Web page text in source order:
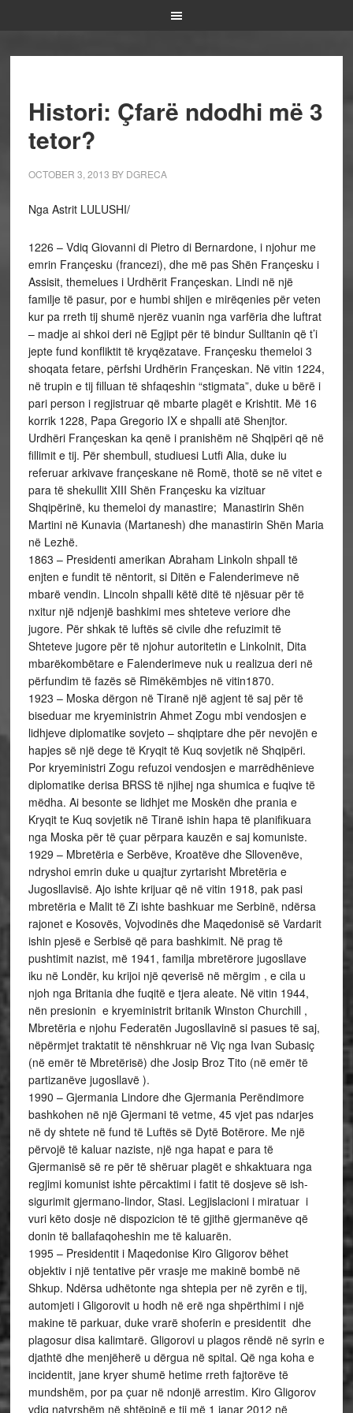
Histori: Çfarë ndodhi më 3
tetor?
OCTOBER 3, 2013 BY DGRECA
Nga Astrit LULUSHI/
1226 – Vdiq Giovanni di Pietro di Bernardone, i njohur me
emrin Françesku (francezi), dhe më pas Shën Françesku i
Assisit, themelues i Urdhërit Françeskan. Lindi në një
familje të pasur, por e humbi shijen e mirëqenies për veten
kur pa rreth tij shumë njerëz vuanin nga varfëria dhe luftrat
– madje ai shkoi deri në Egjipt për të bindur Sulltanin që t’i
jepte fund konfliktit të kryqëzatave. Françesku themeloi 3
shoqata fetare, përfshi Urdhërin Françeskan. Në vitin 1224,
në trupin e tij filluan të shfaqeshin “stigmata”, duke u bërë i
pari person i regjistruar që mbarte plagët e Krishtit. Më 16
korrik 1228, Papa Gregorio IX e shpalli atë Shenjtor.
Urdhëri Françeskan ka qenë i pranishëm në Shqipëri që në
fillimit e tij. Për shembull, studiuesi Lutfi Alia, duke iu
referuar arkivave françeskane në Romë, thotë se në vitet e
para të shekullit XIII Shën Françesku ka vizituar
Shqipërinë, ku themeloi dy manastire; Manastirin Shën
Martini në Kunavia (Martanesh) dhe manastirin Shën Maria
në Lezhë.
1863 – Presidenti amerikan Abraham Linkoln shpall të
enjten e fundit të nëntorit, si Ditën e Falenderimeve në
mbarë vendin. Lincoln shpalli këtë ditë të njësuar për të
nxitur një ndjenjë bashkimi mes shteteve veriore dhe
jugore. Për shkak të luftës së civile dhe refuzimit të
Shteteve jugore për të njohur autoritetin e Linkolnit, Dita
mbarëkombëtare e Falenderimeve nuk u realizua deri në
përfundim të fazës së Rimëkëmbjes në vitin1870.
1923 – Moska dërgon në Tiranë një agjent të saj për të
biseduar me kryeministrin Ahmet Zogu mbi vendosjen e
lidhjeve diplomatike sovjeto – shqiptare dhe për nevojën e
hapjes së një dege të Kryqit të Kuq sovjetik në Shqipëri.
Por kryeministri Zogu refuzoi vendosjen e marrëdhënieve
diplomatike derisa BRSS të njihej nga shumica e fuqive të
mëdha. Ai besonte se lidhjet me Moskën dhe prania e
Kryqit te Kuq sovjetik në Tiranë ishin hapa të planifikuara
nga Moska për të çuar përpara kauzën e saj komuniste.
1929 – Mbretëria e Serbëve, Kroatëve dhe Sllovenëve,
ndryshoi emrin duke u quajtur zyrtarisht Mbretëria e
Jugosllavisë. Ajo ishte krijuar që në vitin 1918, pak pasi
mbretëria e Malit të Zi ishte bashkuar me Serbinë, ndërsa
rajonet e Kosovës, Vojvodinës dhe Maqedonisë së Vardarit
ishin pjesë e Serbisë që para bashkimit. Në prag të
pushtimit nazist, më 1941, familja mbretërore jugosllave
iku në Londër, ku krijoi një qeverisë në mërgim , e cila u
njoh nga Britania dhe fuqitë e tjera aleate. Në vitin 1944,
nën presionin e kryeministrit britanik Winston Churchill ,
Mbretëria e njohu Federatën Jugosllavinë si pasues të saj,
nëpërmjet traktatit të nënshkruar në Viç nga Ivan Subasiç
(në emër të Mbretërisë) dhe Josip Broz Tito (në emër të
partizanëve jugosllavë ).
1990 – Gjermania Lindore dhe Gjermania Perëndimore
bashkohen në një Gjermani të vetme, 45 vjet pas ndarjes
në dy shtete në fund të Luftës së Dytë Botërore. Me një
përvojë të kaluar naziste, një nga hapat e para të
Gjermanisë së re për të shëruar plagët e shkaktuara nga
regjimi komunist ishte përcaktimi i fatit të dosjeve së ish-
sigurimit gjermano-lindor, Stasi. Legjislacioni i miratuar i
vuri këto dosje në dispozicion të të gjithë gjermanëve që
donin të ballafaqoheshin me të kaluarën.
1995 – Presidentit i Maqedonise Kiro Gligorov bëhet
objektiv i një tentative për vrasje me makinë bombë në
Shkup. Ndërsa udhëtonte nga shtepia per në zyrën e tij,
automjeti i Gligorovit u hodh në erë nga shpërthimi i një
makine të parkuar, duke vrarë shoferin e presidentit dhe
plagosur disa kalimtarë. Gligorovi u plagos rëndë në syrin e
djathtë dhe menjëherë u dërgua në spital. Që nga koha e
incidentit, jane kryer shumë hetime rreth fajtorëve të
mundshëm, por pa çuar në ndonjë arrestim. Kiro Gligorov
vdiq natyrshëm në shtëpinë e tij më 1 janar 2012 në